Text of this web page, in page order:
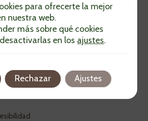
para ofrecerte la mejor
nuestra web.
más sobre qué cookies
en los ajustes.
Rechazar Ajustes